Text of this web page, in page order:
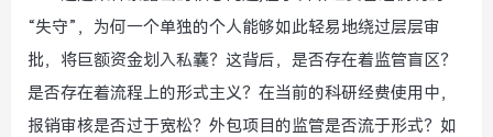
“失守”，为何一个单独的个人能够如此轻易地绕过层层审
批，将巨额资金划入私囊？这背后，是否存在着监管盲区？
是否存在着流程上的形式主义？在当前的科研经费使用中，
报销审核是否过于宽松？外包项目的监管是否流于形式？如